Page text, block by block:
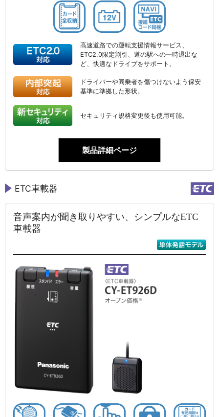
高速道路での運転支援情報サービス、
ETC2.0限定割引、道の駅への一時退出な
ど、快適なドライブをサポート。
ドライバーや同乗者を傷つけないよう保安
基準に準拠した形状。
セキュリティ規格変更後も使用可能。
製品詳細ページ
ETC車載器
音声案内が聞き取りやすい、シンプルなETC
車載器